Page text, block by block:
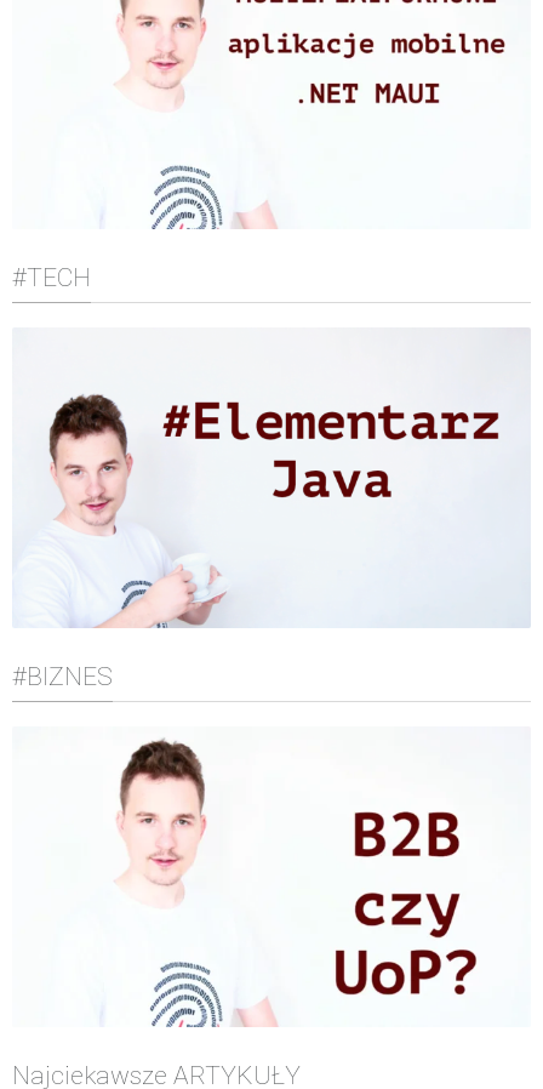
#TECH
#BIZNES
Najciekawsze ARTYKUŁY